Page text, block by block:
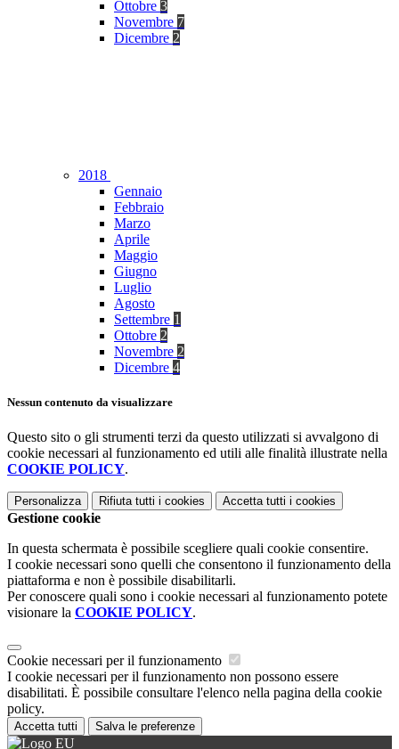
Ottobre 3
Novembre 7
Dicembre 2
2018
Gennaio
Febbraio
Marzo
Aprile
Maggio
Giugno
Luglio
Agosto
Settembre 1
Ottobre 2
Novembre 2
Dicembre 4
Nessun contenuto da visualizzare
Questo sito o gli strumenti terzi da questo utilizzati si avvalgono di
cookie necessari al funzionamento ed utili alle finalità illustrate nella
COOKIE POLICY.
Personalizza Rifiuta tutti i cookies Accetta tutti i cookies
Gestione cookie
In questa schermata è possibile scegliere quali cookie consentire.
I cookie necessari sono quelli che consentono il funzionamento della
piattaforma e non è possibile disabilitarli.
Per conoscere quali sono i cookie necessari al funzionamento potete
visionare la COOKIE POLICY.
Cookie necessari per il funzionamento
I cookie necessari per il funzionamento non possono essere
disabilitati. È possibile consultare l'elenco nella pagina della cookie
policy.
Accetta tutti Salva le preferenze